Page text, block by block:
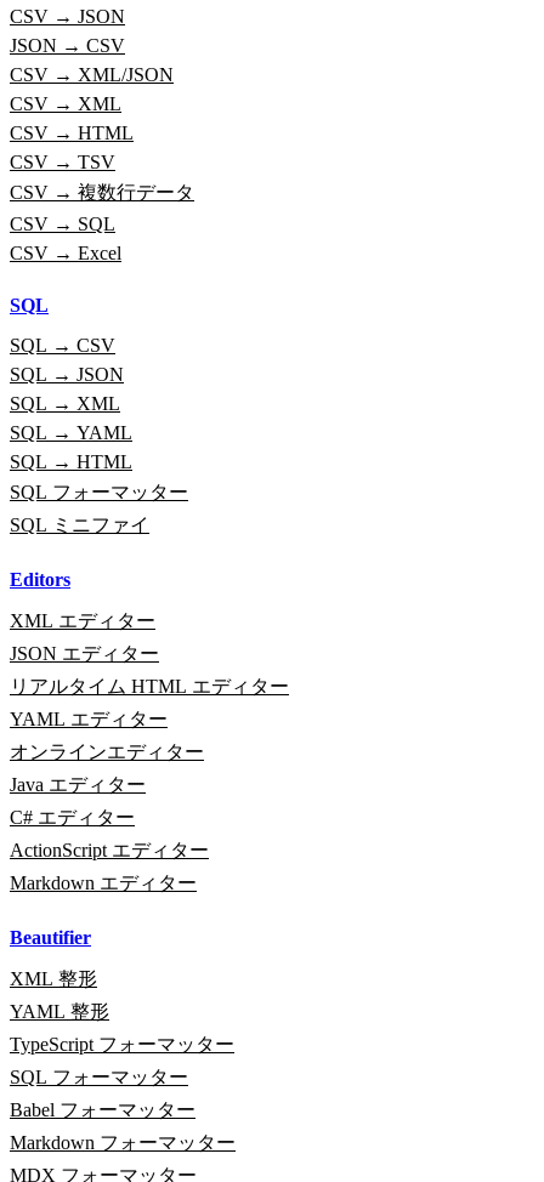
CSV → JSON
JSON → CSV
CSV → XML/JSON
CSV → XML
CSV → HTML
CSV → TSV
CSV → 複数行データ
CSV → SQL
CSV → Excel
SQL
SQL → CSV
SQL → JSON
SQL → XML
SQL → YAML
SQL → HTML
SQL フォーマッター
SQL ミニファイ
Editors
XML エディター
JSON エディター
リアルタイム HTML エディター
YAML エディター
オンラインエディター
Java エディター
C# エディター
ActionScript エディター
Markdown エディター
Beautifier
XML 整形
YAML 整形
TypeScript フォーマッター
SQL フォーマッター
Babel フォーマッター
Markdown フォーマッター
MDX フォーマッター